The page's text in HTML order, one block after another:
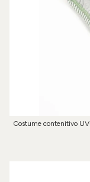
Costume contenitivo